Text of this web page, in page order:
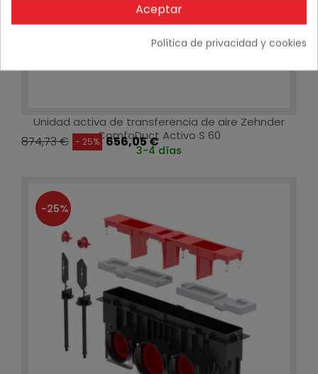
Unidad activa de transferencia de aire Zehnder
ComfoDuct Activo S 60
874,73 € - 25% 656,05 €
3-4 días
-25%
Aceptar
Política de privacidad y cookies